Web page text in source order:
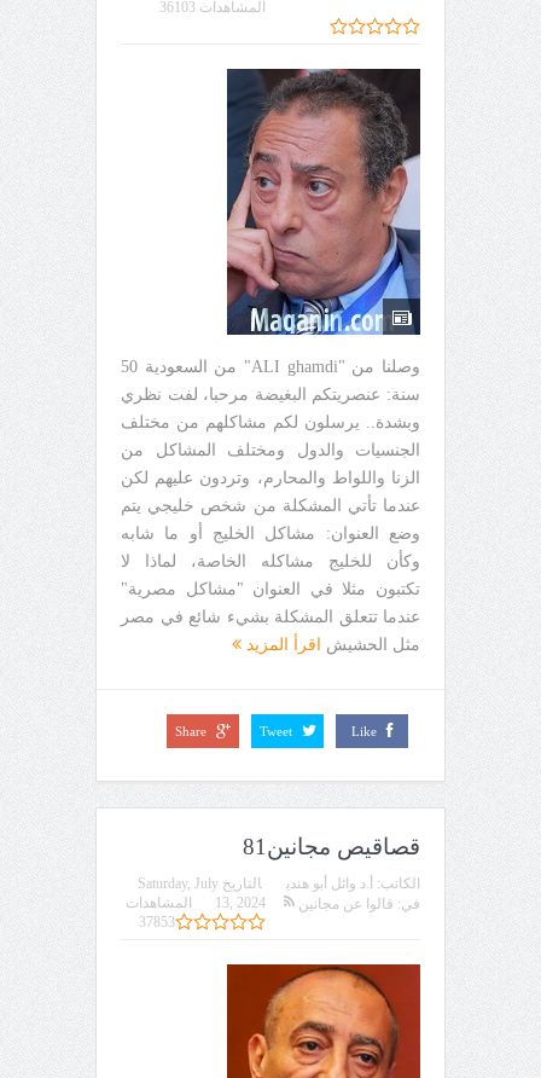
المشاهدات 36103
وصلنا من "ALI ghamdi" من السعودية 50
سنة: عنصريتكم البغيضة مرحبا، لفت نظري
وبشدة.. يرسلون لكم مشاكلهم من مختلف
الجنسيات والدول ومختلف المشاكل من
الزنا واللواط والمحارم، وتردون عليهم لكن
عندما تأتي المشكلة من شخص خليجي يتم
وضع العنوان: مشاكل الخليج أو ما شابه
وكأن للخليج مشاكله الخاصة، لماذا لا
تكتبون مثلا في العنوان "مشاكل مصرية"
عندما تتعلق المشكلة بشيء شائع في مصر
مثل الحشيش
اقرأ المزيد
Like
Tweet
Share
قصاقيص مجانين81
الكاتب: أ.د وائل أبو هندي التاريخ Saturday, July
13, 2024
في: قالوا عن مجانين
المشاهدات
37853